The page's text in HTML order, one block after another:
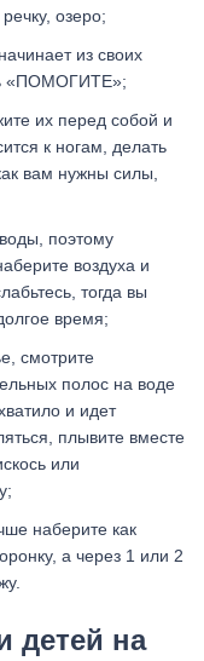
озеро;
из своих
«ПОМОГИТЕ»;
их перед собой и
к ногам, делать
вам нужны силы,
поэтому
воздуха и
тогда вы
время;
смотрите
полос на воде
и идет
плывите вместе
или
наберите как
а через 1 или 2
детей на